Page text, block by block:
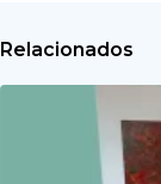
Relacionados